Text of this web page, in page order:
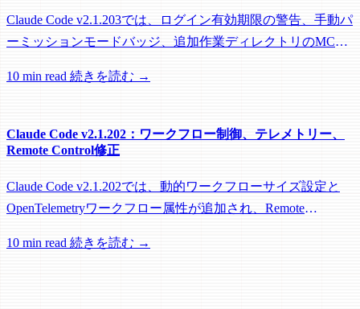
Claude Code v2.1.203では、ログイン有効期限の警告、手動パ
ーミッションモードバッジ、追加作業ディレクトリのMCP
パフォーマンスに関する多数の修正が含まれています。
10 min read 続きを読む →
Claude Code v2.1.202：ワークフロー制御、テレメトリー、
Remote Control修正
Claude Code v2.1.202では、動的ワークフローサイズ設定と
OpenTelemetryワークフロー属性が追加され、Remote
の修正が含まれています。
10 min read 続きを読む →